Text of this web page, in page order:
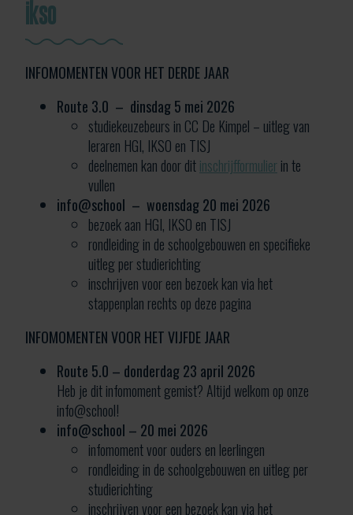
ikso
INFOMOMENTEN VOOR HET DERDE JAAR
Route 3.0 – dinsdag 5 mei 2026
studiekeuzebeurs in CC De Kimpel – uitleg van
leraren HGI, IKSO en TISJ
deelnemen kan door ditinschrijfformulierin te
vullen
info@school – woensdag 20 mei 2026
bezoek aan HGI, IKSO en TISJ
rondleiding in de schoolgebouwen en specifieke
uitleg per studierichting
inschrijven voor een bezoek kan via het
stappenplan rechts op deze pagina
INFOMOMENTEN VOOR HET VIJFDE JAAR
Route 5.0 – donderdag 23 april 2026
Heb je dit infomoment gemist? Altijd welkom op onze
info@school!
info@school – 20 mei 2026
infomoment voor ouders en leerlingen
rondleiding in de schoolgebouwen en uitleg per
studierichting
inschrijven voor een bezoek kan via het